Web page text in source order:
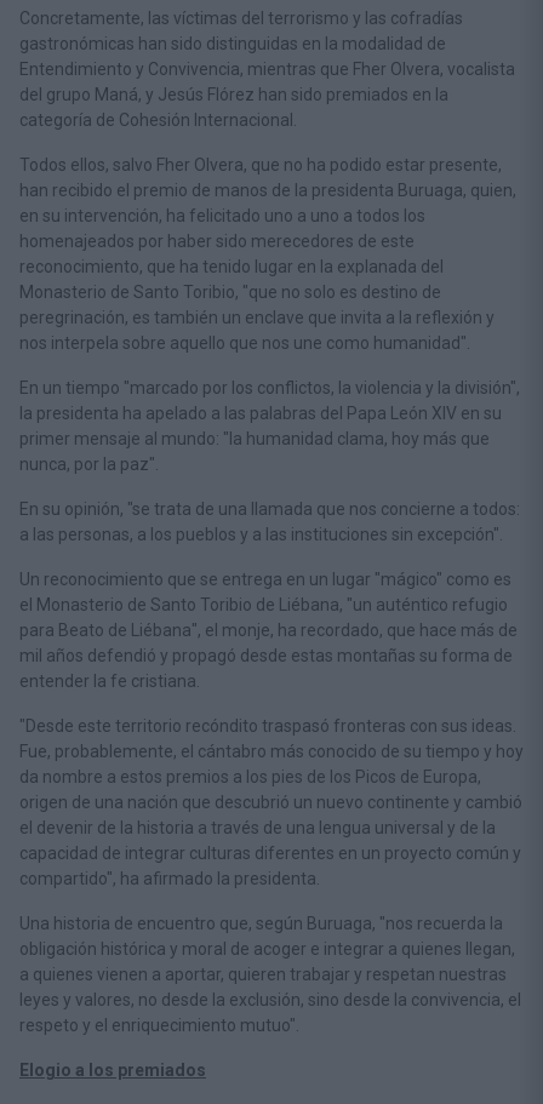
Concretamente, las víctimas del terrorismo y las cofradías
gastronómicas han sido distinguidas en la modalidad de
Entendimiento y Convivencia, mientras que Fher Olvera, vocalista
del grupo Maná, y Jesús Flórez han sido premiados en la
categoría de Cohesión Internacional.
Todos ellos, salvo Fher Olvera, que no ha podido estar presente,
han recibido el premio de manos de la presidenta Buruaga, quien,
en su intervención, ha felicitado uno a uno a todos los
homenajeados por haber sido merecedores de este
reconocimiento, que ha tenido lugar en la explanada del
Monasterio de Santo Toribio, "que no solo es destino de
peregrinación, es también un enclave que invita a la reflexión y
nos interpela sobre aquello que nos une como humanidad".
En un tiempo "marcado por los conflictos, la violencia y la división",
la presidenta ha apelado a las palabras del Papa León XIV en su
primer mensaje al mundo: "la humanidad clama, hoy más que
nunca, por la paz".
En su opinión, "se trata de una llamada que nos concierne a todos:
a las personas, a los pueblos y a las instituciones sin excepción".
Un reconocimiento que se entrega en un lugar "mágico" como es
el Monasterio de Santo Toribio de Liébana, "un auténtico refugio
para Beato de Liébana", el monje, ha recordado, que hace más de
mil años defendió y propagó desde estas montañas su forma de
entender la fe cristiana.
"Desde este territorio recóndito traspasó fronteras con sus ideas.
Fue, probablemente, el cántabro más conocido de su tiempo y hoy
da nombre a estos premios a los pies de los Picos de Europa,
origen de una nación que descubrió un nuevo continente y cambió
el devenir de la historia a través de una lengua universal y de la
capacidad de integrar culturas diferentes en un proyecto común y
compartido", ha afirmado la presidenta.
Una historia de encuentro que, según Buruaga, "nos recuerda la
obligación histórica y moral de acoger e integrar a quienes llegan,
a quienes vienen a aportar, quieren trabajar y respetan nuestras
leyes y valores, no desde la exclusión, sino desde la convivencia, el
respeto y el enriquecimiento mutuo".
Elogio a los premiados